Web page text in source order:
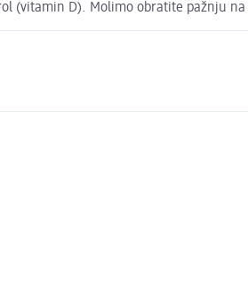
(vitamin D). Molimo obratite pažnju na